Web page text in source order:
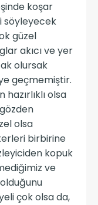
koşar
söyleyecek
güzel
akıcı ve yer
olursak
geçmemiştir.
olsa
olsa
birbirine
kopuk
ve
çok olsa da,